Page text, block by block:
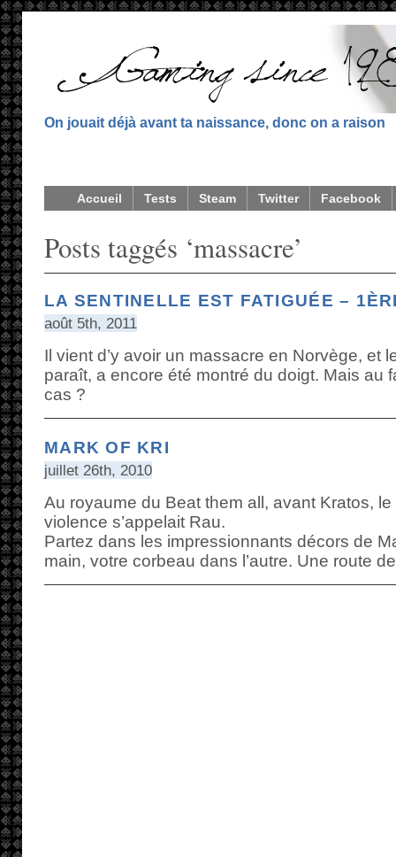
On jouait déjà avant ta naissance, donc on a raison
Accueil Tests Steam Twitter Facebook
Posts taggés ‘massacre’
LA SENTINELLE EST FATIGUÉE –
août 5th, 2011
Il vient d’y avoir un massacre en Norvège, et
paraît, a encore été montré du doigt. Mais au
cas ?
MARK OF KRI
juillet 26th, 2010
Au royaume du Beat them all, avant Kratos,
violence s’appelait Rau.
Partez dans les impressionnants décors de
main, votre corbeau dans l’autre. Une route